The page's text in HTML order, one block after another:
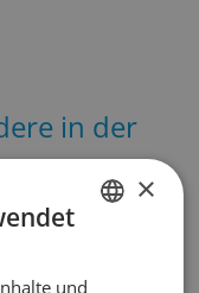
in der
×
und